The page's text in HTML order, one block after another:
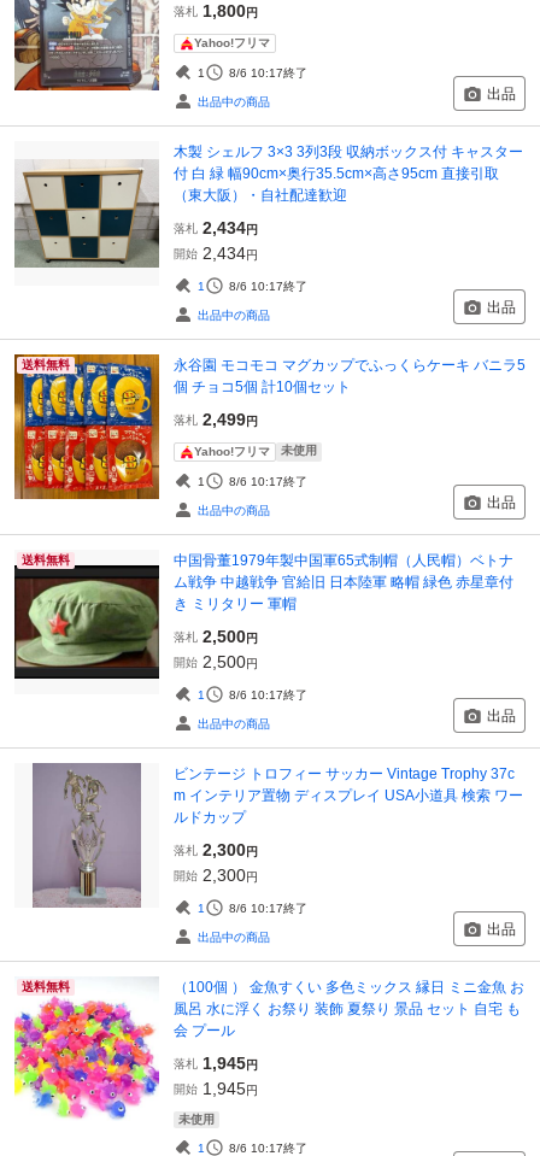
落札 1,800円
Yahoo!フリマ
1 8/6 10:17終了
出品中の商品 出品
木製 シェルフ 3×3 3列3段 収納ボックス付 キャスター
付 白 緑 幅90cm×奥行35.5cm×高さ95cm 直接引取
（東大阪）・自社配達歓迎
落札 2,434円
開始 2,434円
1 8/6 10:17終了
出品中の商品 出品
送料無料
永谷園 モコモコ マグカップでふっくらケーキ バニラ5
個 チョコ5個 計10個セット
落札 2,499円
Yahoo!フリマ 未使用
1 8/6 10:17終了
出品中の商品 出品
送料無料
中国骨董1979年製中国軍65式制帽（人民帽）ベトナ
ム戦争 中越戦争 官給旧 日本陸軍 略帽 緑色 赤星章付
き ミリタリー 軍帽
落札 2,500円
開始 2,500円
1 8/6 10:17終了
出品中の商品 出品
ビンテージ トロフィー サッカー Vintage Trophy 37c
m インテリア置物 ディスプレイ USA小道具 検索 ワー
ルドカップ
落札 2,300円
開始 2,300円
1 8/6 10:17終了
出品中の商品 出品
送料無料
（100個 ） 金魚すくい 多色ミックス 縁日 ミニ金魚 お
風呂 水に浮く お祭り 装飾 夏祭り 景品 セット 自宅 も
会 プール
落札 1,945円
開始 1,945円
未使用
1 8/6 10:17終了